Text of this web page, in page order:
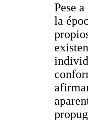
Pese
la